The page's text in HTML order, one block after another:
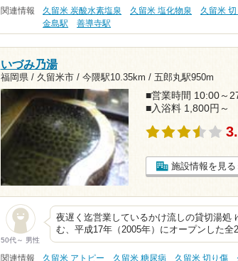
関連情報 久留米 炭酸水素塩泉 久留米 塩化物泉 久留米
金島駅
善導寺駅
いづみ乃湯
福岡県 / 久留米市 / 今隈駅10.35km / 五郎丸駅950m
■営業時間 10:00～
■入浴料 1,800円～
施設情報を見る
50代～ 男性
夜遅く迄営業しているかけ流しの貸切湯処
む、平成17年（2005年）にオープンした
関連情報 久留米 アトピー 久留米 糖尿病 久留米 切り傷